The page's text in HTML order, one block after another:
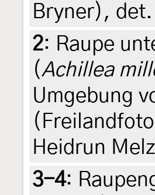
Bryner),
2: Raupe
(Achillea
Umgebung
Heidrun
3-4: